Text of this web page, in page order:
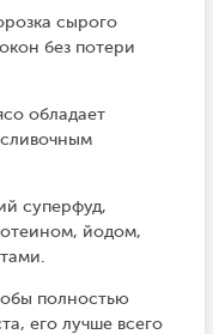
сырого
без потери
обладает
суперфуд,
йодом,
полностью
его лучше всего